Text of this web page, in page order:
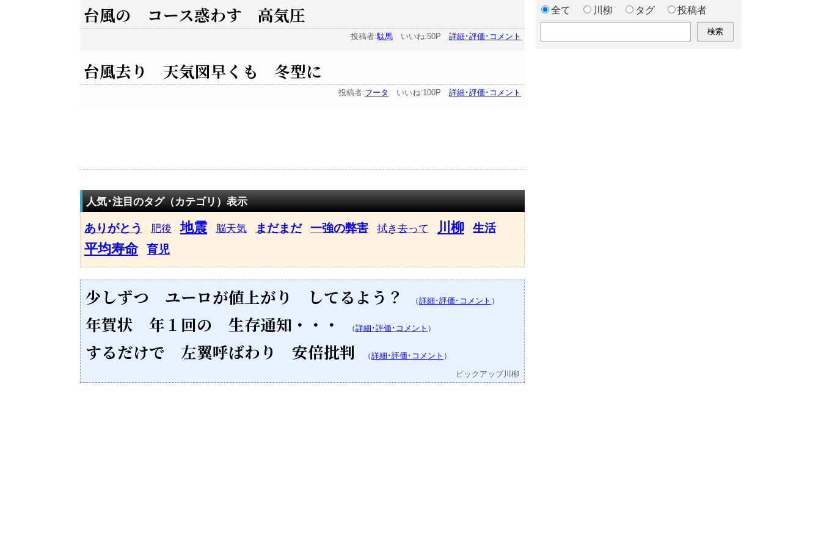
台風の コース惑わす 高気圧
投稿者:駄馬 いいね:50P 詳細･評価･コメント
台風去り 天気図早くも 冬型に
投稿者:フータ いいね:100P 詳細･評価･コメント
人気･注目のタグ（カテゴリ）表示
ありがとう 肥後 地震 脳天気 まだまだ 一強の弊害 拭き去って 川柳 生活
平均寿命 育児
少しずつ ユーロが値上がり してるよう？ （詳細･評価･コメント ）
年賀状 年１回の 生存通知・・・ （詳細･評価･コメント ）
するだけで 左翼呼ばわり 安倍批判 （詳細･評価･コメント ）
ピックアップ川柳
全て 川柳 タグ 投稿者